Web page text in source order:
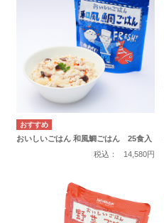
おいしいごはん 和風鯛ごはん 25食入
税込：
14,580円